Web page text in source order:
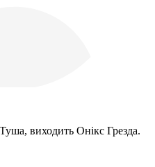
виходить Онікс Грезда.